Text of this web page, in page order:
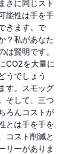
さに同じスト
能性は手を手
きます。で
？私があなた
賢明です。
CO2を大量に
うでしょう
す。スモッグ
そして、三つ
ろんコストが
とは手を手を
コスト削減と
リーがありま